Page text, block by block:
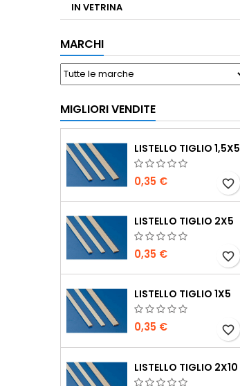
IN VETRINA
MARCHI
MIGLIORI VENDITE
LISTELLO TIGLIO 1,5X5
0,35 € favorite_border
LISTELLO TIGLIO 2X5
0,35 € favorite_border
LISTELLO TIGLIO 1X5
0,35 € favorite_border
LISTELLO TIGLIO 2X10